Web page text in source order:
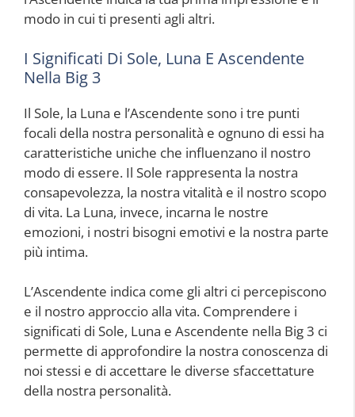
modo in cui ti presenti agli altri.
I Significati Di Sole, Luna E Ascendente
Nella Big 3
Il Sole, la Luna e l’Ascendente sono i tre punti
focali della nostra personalità e ognuno di essi ha
caratteristiche uniche che influenzano il nostro
modo di essere. Il Sole rappresenta la nostra
consapevolezza, la nostra vitalità e il nostro scopo
di vita. La Luna, invece, incarna le nostre
emozioni, i nostri bisogni emotivi e la nostra parte
più intima.
L’Ascendente indica come gli altri ci percepiscono
e il nostro approccio alla vita. Comprendere i
significati di Sole, Luna e Ascendente nella Big 3 ci
permette di approfondire la nostra conoscenza di
noi stessi e di accettare le diverse sfaccettature
della nostra personalità.